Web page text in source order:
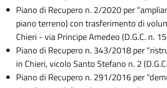
Piano di Recupero n. 2/2020 per
piano terreno) con trasferimento di
Chieri - via Principe Amedeo (D.G.C. n.
Piano di Recupero n. 343/2018 per
in Chieri, vicolo Santo Stefano n. 2
Piano di Recupero n. 291/2016 per